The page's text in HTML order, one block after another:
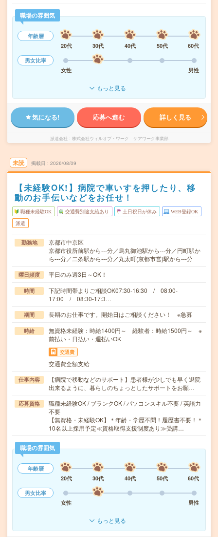
職場の雰囲気
年齢層
20代
30代 40代 50代
60代
男女比率
女性
男性
もっと見る
気になる! 応募へ進む 詳しく見る
派遣会社 株式会社ウィルオブ・ワーク ケアワーク事業部
未読 掲載日 2026/08/09
【未経験OK!】病院で車いすを押したり、移
動のお手伝いなどをお任せ！
職種未経験OK 交通費別途支給あり 土日祝日が休み WEB登録OK
派遣
勤務地
京都市中京区
京都市役所前駅から---分／烏丸御池駅から---分／円町駅か
ら---分／二条駅から---分／丸太町(京都市営)駅から---分
曜日頻度 平日のみ週3日～OK！
時間
下記時間帯よりご相談OK07:30-16:30 / 08:00-
17:00 / 08:30-17:3…
期間 長期のお仕事です。開始日はご相談ください！ ※急募
時給
無資格未経験：時給1400円～ 経験者：時給1500円～ ※
前払い・日払い・週払いOK
交通費
交通費全額支給
仕事内容
【病院で移動などのサポート】患者様が少しでも早く退院
出来るように、暮らしのちょっとしたサポートをお願…
応募資格
職種未経験OK / ブランクOK / パソコンスキル不要 / 英語力
不要
【無資格・未経験OK】＊年齢・学歴不問！履歴書不要！＊
10名以上採用予定≪資格取得支援制度あり≫受講…
職場の雰囲気
年齢層
20代
30代 40代 50代
60代
男女比率
女性
男性
もっと見る